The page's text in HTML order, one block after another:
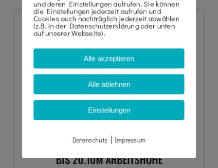
LIGHT LIFT 20.10
BIS 20.10M ARBEITSHÖHE
und deren Einstellungen aufrufen. Sie können
die Einstellungen jederzeit aufrufen und
Cookies auch nachträglich jederzeit abwählen
(z.B. in der Datenschutzerklärung oder unten
auf unserer Webseite).
Alle akzeptieren
Alle ablehnen
Einstellungen
Datenschutz| Impressum